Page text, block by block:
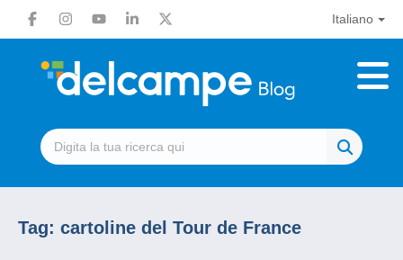
Italiano
Tag: cartoline del Tour de France